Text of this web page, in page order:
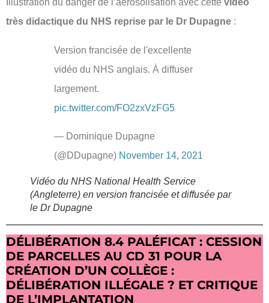
très didactique du NHS reprise par le Dr Dupagne :
Version francisée de l'excellente
vidéo du NHS anglais. À diffuser
largement.
pic.twitter.com/FO2zxVzFG5
— Dominique Dupagne
(@DDupagne) November 14, 2021
Vidéo du NHS National Health Service
(Angleterre) en version francisée et diffusée par
le Dr Dupagne
DÉLIBÉRATION 8.4 PALÉFICAT : CESSION
DE PARCELLES AU CD 31 POUR LA
CRÉATION D’UN COLLÈGE :
DÉLIBÉRATION ILLÉGALE ? ET CRITIQUE
DE L’IMPLANTATION